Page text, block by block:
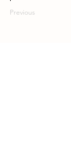
Previous